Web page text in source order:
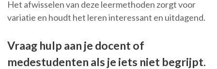
Het afwisselen van deze leermethoden zorgt voor
variatie en houdt het leren interessant en uitdagend.
Vraag hulp aan je docent of
medestudenten als je iets niet begrijpt.